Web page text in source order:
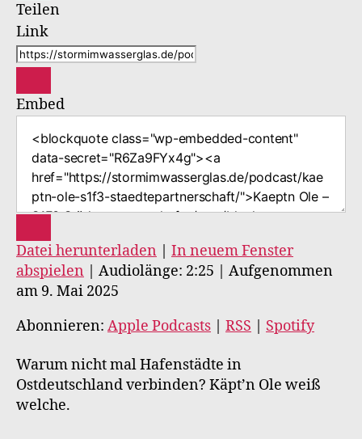
Teilen
Link
Embed
Datei herunterladen
In neuem Fenster
abspielen
Audiolänge: 2:25
Aufgenommen
am 9. Mai 2025
Abonnieren: Apple Podcasts RSS Spotify
Warum nicht mal Hafenstädte in
Ostdeutschland verbinden? Käpt’n Ole weiß
welche.